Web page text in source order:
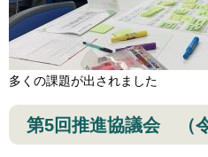
多くの課題が出されました
第5回推進協議会 （